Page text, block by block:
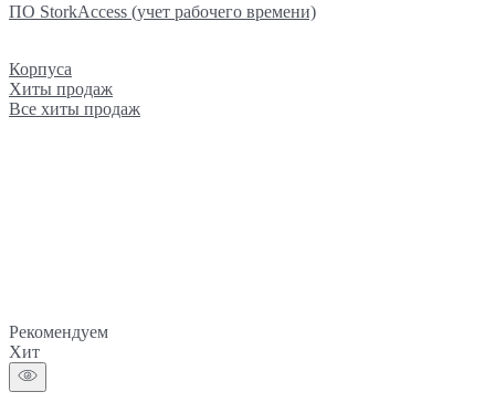
ПО StorkAccess (учет рабочего времени)
Корпуса
Хиты продаж
Все хиты продаж
Рекомендуем
Хит